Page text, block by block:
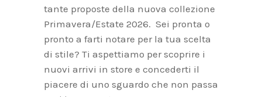
tante proposte della nuova collezione
Primavera/Estate 2026. Sei pronta o
pronto a farti notare per la tua scelta
di stile? Ti aspettiamo per scoprire i
nuovi arrivi in store e concederti il
piacere di uno sguardo che non passa